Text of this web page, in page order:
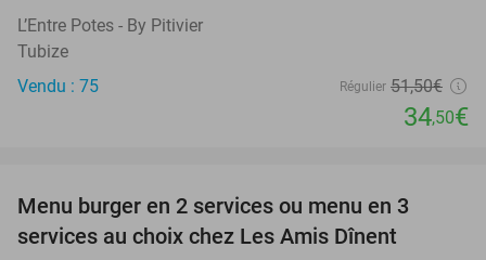
L’Entre Potes - By Pitivier
Tubize
Vendu : 75
Régulier 51,50€
34,50€
Menu burger en 2 services ou menu en 3
services au choix chez Les Amis Dînent